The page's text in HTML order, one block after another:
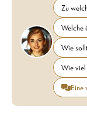
Zu
Welche
Wie
Wie viel
Eine